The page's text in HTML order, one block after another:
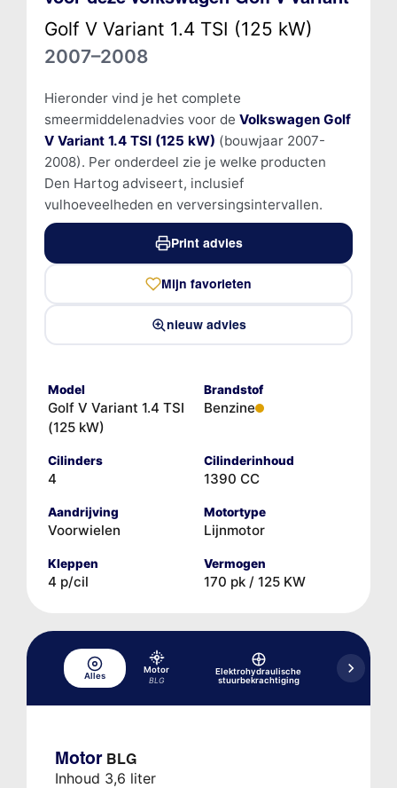
Golf V Variant 1.4 TSI (125 kW)
2007–2008
Hieronder vind je het complete
smeermiddelenadvies voor de Volkswagen Golf
V Variant 1.4 TSI (125 kW) (bouwjaar 2007-
2008). Per onderdeel zie je welke producten
Den Hartog adviseert, inclusief
vulhoeveelheden en verversingsintervallen.
Print advies
Mijn favorieten
nieuw advies
Model
Golf V Variant 1.4 TSI
(125 kW)
Brandstof
Benzine
Cilinders
4
Cilinderinhoud
1390 CC
Aandrijving
Voorwielen
Motortype
Lijnmotor
Kleppen
4 p/cil
Vermogen
170 pk / 125 KW
Alles
Motor
BLG
Elektrohydraulische
stuurbekrachtiging
rem-/
Motor BLG
Inhoud 3,6 liter